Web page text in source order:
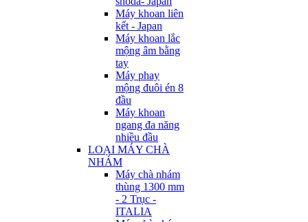
Máy khoan liên
kết - Japan
Máy khoan lắc
mộng âm bằng
tay
Máy phay
mộng đuôi én 8
đầu
Máy khoan
ngang đa năng
nhiều đầu
LOẠI MÁY CHÀ
NHÁM
Máy chà nhám
thùng 1300 mm
- 2 Trục -
ITALIA